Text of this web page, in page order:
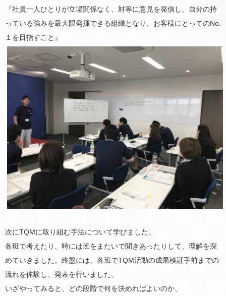
『社員一人ひとりが立場関係なく、対等に意見を発信し、自分の持
っている強みを最大限発揮できる組織となり、お客様にとってのNo.
１を目指すこと』
次にTQMに取り組む手法について学びました。
各班で考えたり、時には班をまたいで聞きあったりして、理解を深
めていきました。終盤には、各班でTQM活動の成果検証手前までの
流れを体験し、発表を行いました。
いざやってみると、どの段階で何を決めればよいのか、